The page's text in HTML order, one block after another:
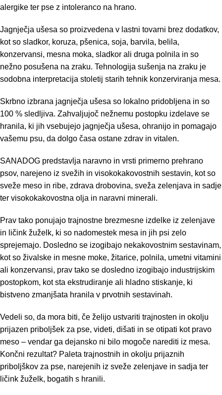
alergike ter pse z intoleranco na hrano.
Jagnječja ušesa so proizvedena v lastni tovarni brez dodatkov,
kot so sladkor, koruza, pšenica, soja, barvila, belila,
konzervansi, mesna moka, sladkor ali druga polnila in so
nežno posušena na zraku. Tehnologija sušenja na zraku je
sodobna interpretacija stoletij starih tehnik konzerviranja mesa.
Skrbno izbrana jagnječja ušesa so lokalno pridobljena in so
100 % sledljiva. Zahvaljujoč nežnemu postopku izdelave se
hranila, ki jih vsebujejo jagnječja ušesa, ohranijo in pomagajo
vašemu psu, da dolgo časa ostane zdrav in vitalen.
SANADOG predstavlja naravno in vrsti primerno prehrano
psov, narejeno iz svežih in visokokakovostnih sestavin, kot so
sveže meso in ribe, zdrava drobovina, sveža zelenjava in sadje
ter visokokakovostna olja in naravni minerali.
Prav tako ponujajo trajnostne brezmesne izdelke iz zelenjave
in ličink žuželk, ki so nadomestek mesa in jih psi zelo
sprejemajo. Dosledno se izogibajo nekakovostnim sestavinam,
kot so živalske in mesne moke, žitarice, polnila, umetni vitamini
ali konzervansi, prav tako se dosledno izogibajo industrijskim
postopkom, kot sta ekstrudiranje ali hladno stiskanje, ki
bistveno zmanjšata hranila v prvotnih sestavinah.
Vedeli so, da mora biti, če želijo ustvariti trajnosten in okolju
prijazen priboljšek za pse, videti, dišati in se otipati kot pravo
meso – vendar ga dejansko ni bilo mogoče narediti iz mesa.
Končni rezultat? Paleta trajnostnih in okolju prijaznih
priboljškov za pse, narejenih iz sveže zelenjave in sadja ter
ličink žuželk, bogatih s hranili.